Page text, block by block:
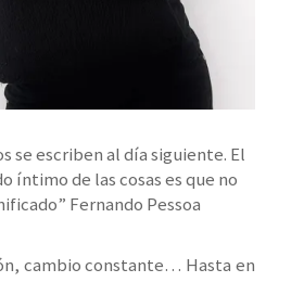
se escriben al día siguiente. El
íntimo de las cosas es que no
Fernando Pessoa
cambio constante… Hasta en